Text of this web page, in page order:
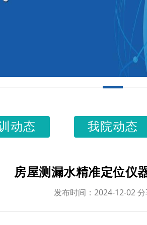
动态 我院动态
房屋测漏水精准定位仪
发布时间：2024-12-02 分